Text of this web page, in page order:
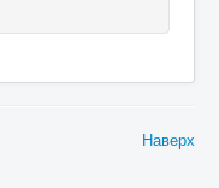
Наверх